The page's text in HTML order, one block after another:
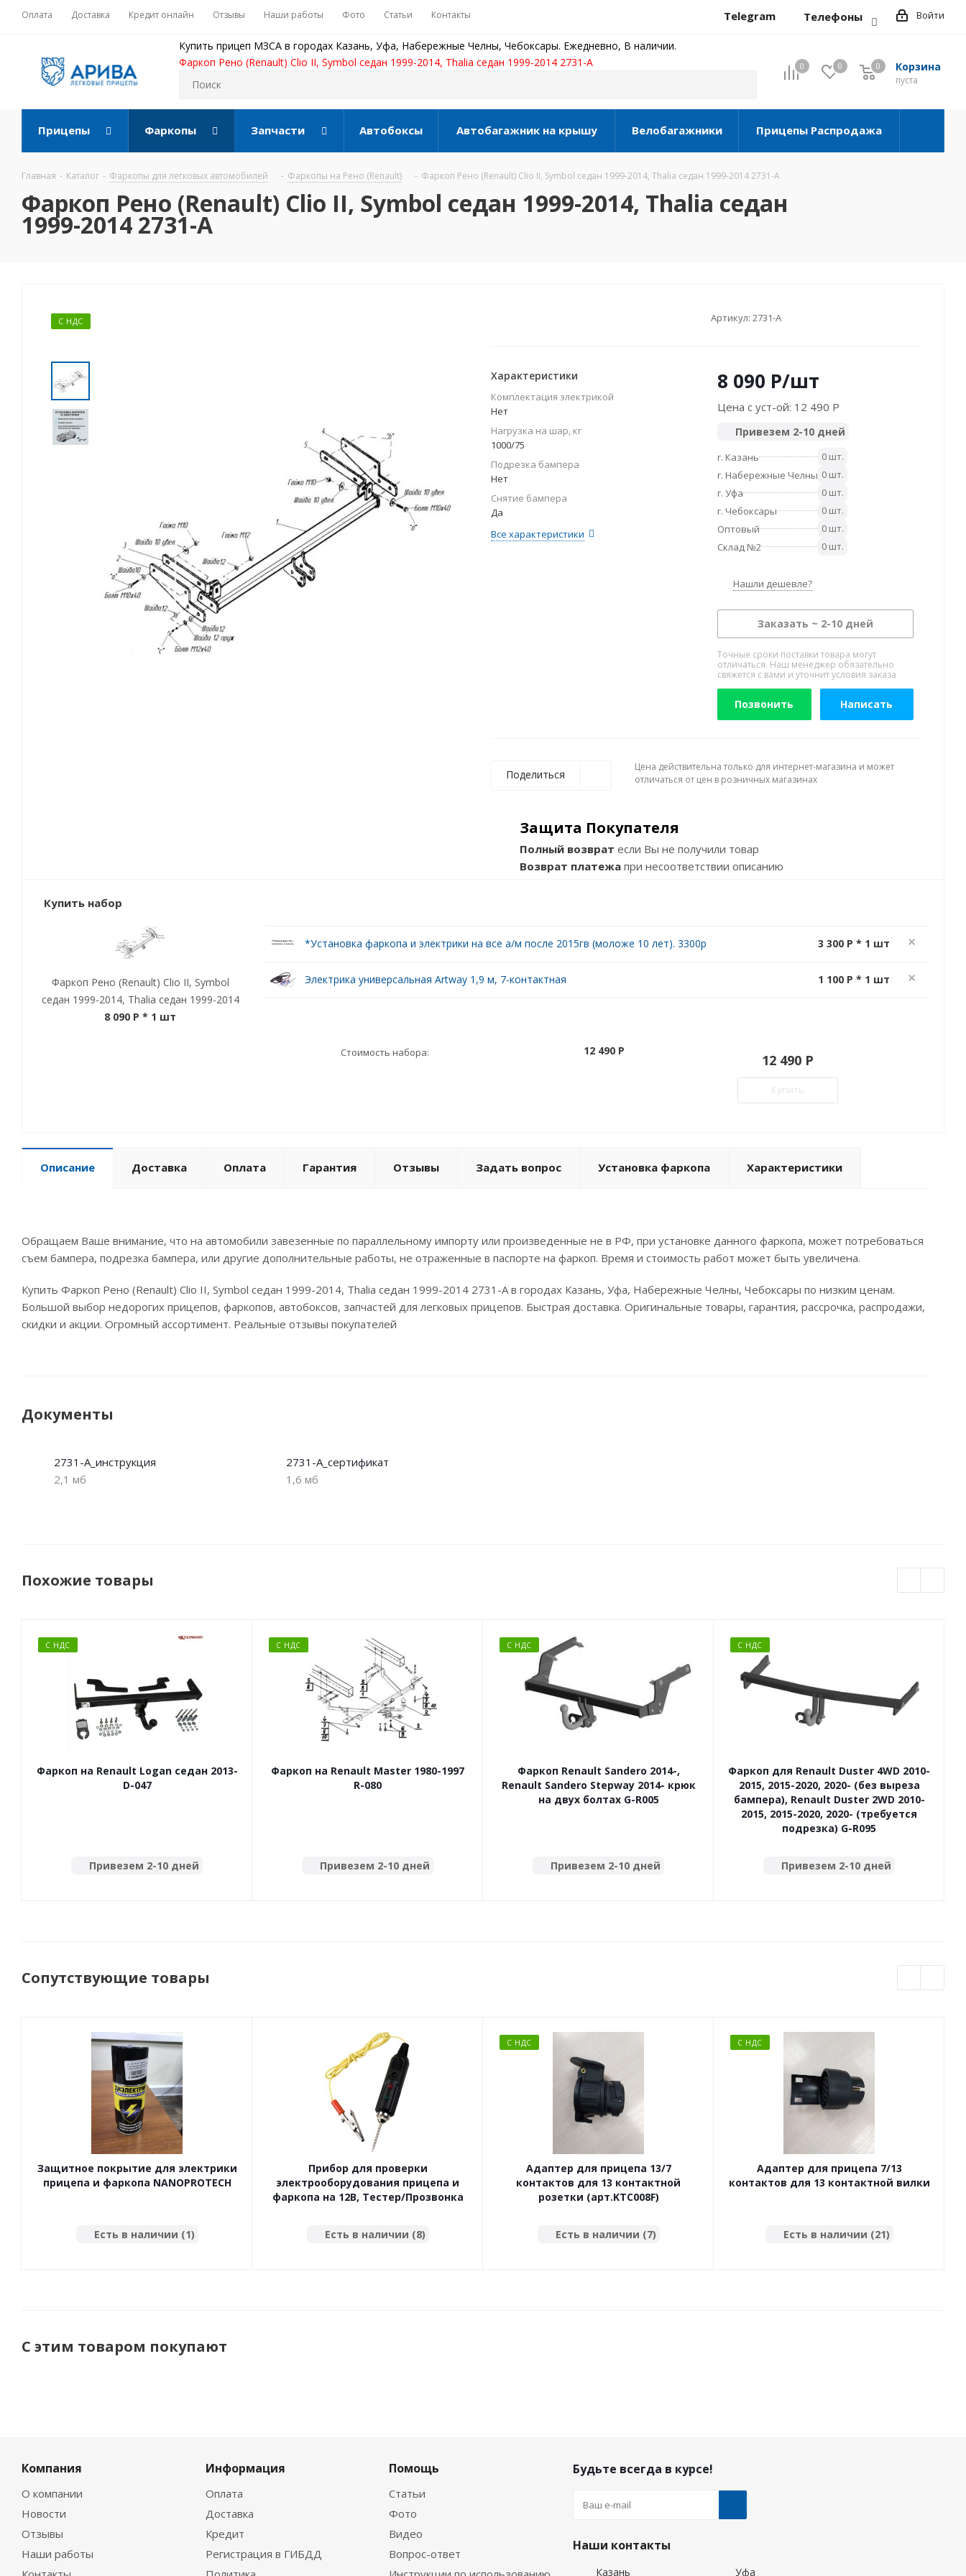
Оплата Доставка Кредит онлайн Отзывы Наши работы Фото Статьи Контакты Войти
Telegram Телефоны
Купить прицеп МЗСА в городах Казань, Уфа, Набережные Челны, Чебоксары. Ежедневно, В наличии.
Фаркоп Рено (Renault) Clio II, Symbol седан 1999-2014, Thalia седан 1999-2014 2731-A
0 0 Корзина
0
пуста
0
Прицепы Фаркопы Запчасти Автобоксы Автобагажник на крышу Велобагажники Прицепы Распродажа
Главная - Каталог - Фаркопы для легковых автомобилей - Фаркопы на Рено (Renault) - Фаркоп Рено (Renault) Clio II, Symbol седан 1999-2014, Thalia седан 1999-2014 2731-A
Фаркоп Рено (Renault) Clio II, Symbol седан 1999-2014, Thalia седан
1999-2014 2731-A
С НДС Артикул: 2731-A
Характеристики
Комплектация электрикой
Нет
Нагрузка на шар, кг
1000/75
Подрезка бампера
Нет
Снятие бампера
Да
Все характеристики
8 090 P/шт
Цена с уст-ой: 12 490 P
Привезем 2-10 дней
г. Казань
0 шт.
г. Набережные Челны 0 шт.
г. Уфа
0 шт.
г. Чебоксары
0 шт.
Оптовый
0 шт.
Склад №2
0 шт.
Нашли дешевле?
Заказать ~ 2-10 дней
Точные сроки поставки товара могут
отличаться. Наш менеджер обязательно
свяжется с вами и уточнит условия заказа
Позвонить Написать
Поделиться
Цена действительна только для интернет-магазина и может
отличаться от цен в розничных магазинах
Защита Покупателя
Полный возврат если Вы не получили товар
Возврат платежа при несоответствии описанию
Купить набор
Фаркоп Рено (Renault) Clio II, Symbol
седан 1999-2014, Thalia седан 1999-2014
8 090 P * 1 шт
*Установка фаркопа и электрики на все а/м после 2015гв (моложе 10 лет). 3300р 3 300 P * 1 шт
Электрика универсальная Artway 1,9 м, 7-контактная 1 100 P * 1 шт
Стоимость набора: 12 490 P
12 490 P
Купить
Описание Доставка Оплата Гарантия Отзывы Задать вопрос Установка фаркопа Характеристики
Обращаем Ваше внимание, что на автомобили завезенные по параллельному импорту или произведенные не в РФ, при установке данного фаркопа, может потребоваться
съем бампера, подрезка бампера, или другие дополнительные работы, не отраженные в паспорте на фаркоп. Время и стоимость работ может быть увеличена.
Купить Фаркоп Рено (Renault) Clio II, Symbol седан 1999-2014, Thalia седан 1999-2014 2731-A в городах Казань, Уфа, Набережные Челны, Чебоксары по низким ценам.
Большой выбор недорогих прицепов, фаркопов, автобоксов, запчастей для легковых прицепов. Быстрая доставка. Оригинальные товары, гарантия, рассрочка, распродажи,
скидки и акции. Огромный ассортимент. Реальные отзывы покупателей
Документы
2731-A_инструкция
2,1 мб
2731-A_сертификат
1,6 мб
Похожие товары
С НДС
Фаркоп на Renault Logan седан 2013-
D-047
Привезем 2-10 дней
С НДС
Фаркоп на Renault Master 1980-1997
R-080
Привезем 2-10 дней
С НДС
Фаркоп Renault Sandero 2014-,
Renault Sandero Stepway 2014- крюк
на двух болтах G-R005
Привезем 2-10 дней
С НДС
Фаркоп для Renault Duster 4WD 2010-
2015, 2015-2020, 2020- (без выреза
бампера), Renault Duster 2WD 2010-
2015, 2015-2020, 2020- (требуется
подрезка) G-R095
Привезем 2-10 дней
Сопутствующие товары
Защитное покрытие для электрики
прицепа и фаркопа NANOPROTECH
Есть в наличии (1)
Прибор для проверки
электрооборудования прицепа и
фаркопа на 12В, Тестер/Прозвонка
Есть в наличии (8)
С НДС
Адаптер для прицепа 13/7
контактов для 13 контактной
розетки (арт.KTC008F)
Есть в наличии (7)
С НДС
Адаптер для прицепа 7/13
контактов для 13 контактной вилки
Есть в наличии (21)
С этим товаром покупают
Компания
О компании
Новости
Отзывы
Наши работы
Информация
Оплата
Доставка
Кредит
Регистрация в ГИБДД
Помощь
Статьи
Фото
Видео
Вопрос-ответ
Будьте всегда в курсе!
Наши контакты
Казань Уфа